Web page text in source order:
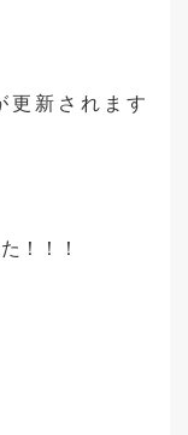
更新されます
！！！